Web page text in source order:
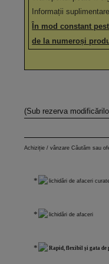
Informații
În mod constant
de la numeroși
(Sub rezerva
Achiziție / vânzare Căutăm sau
lichidări de afaceri
lichidări de afaceri
Rapid, flexibil și gata de